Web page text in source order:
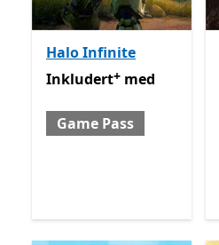
Halo Infinite
Inkludert med Game Pass
Inkludert+ med
Game Pass